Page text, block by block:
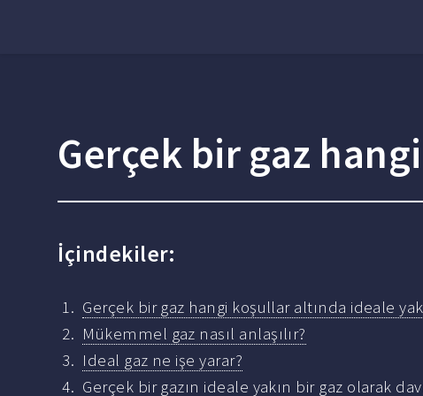
Gerçek bir gaz
İçindekiler:
Gerçek bir gaz hangi koşullar altında ideale
Mükemmel gaz nasıl anlaşılır?
Ideal gaz ne işe yarar?
Gerçek bir gazın ideale yakın bir gaz olarak